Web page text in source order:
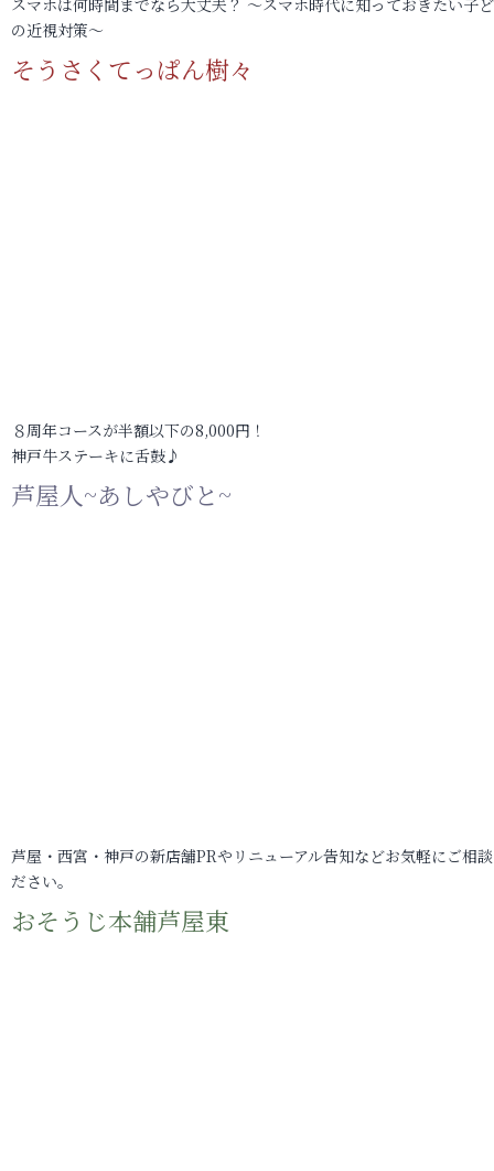
スマホは何時間までなら大丈夫？ ～スマホ時代に知っておきたい子
の近視対策～
そうさくてっぱん樹々
８周年コースが半額以下の8,000円！
神戸牛ステーキに舌鼓♪
芦屋人~あしやびと~
芦屋・西宮・神戸の新店舗PRやリニューアル告知などお気軽にご相
ださい。
おそうじ本舗芦屋東